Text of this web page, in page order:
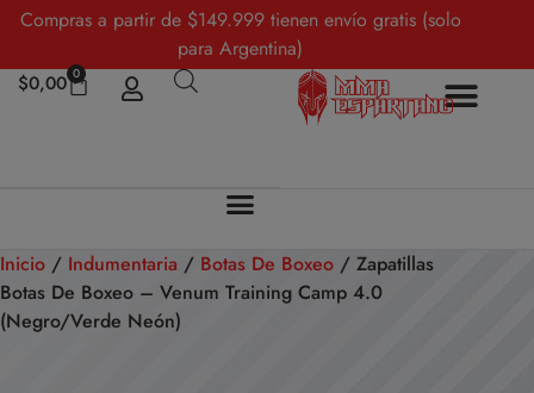
Compras a partir de $149.999 tienen envío gratis (solo
para Argentina)
$0,00 0
Inicio / Indumentaria / Botas De Boxeo / Zapatillas
Botas De Boxeo – Venum Training Camp 4.0
(Negro/Verde Neón)